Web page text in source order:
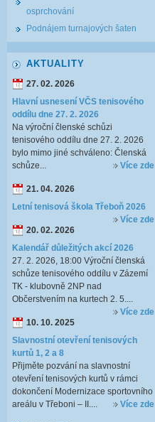
osprchování
Podnájem turnajových šaten
AKTUALITY
27. 02. 2026
Hlavní usnesení VČS tenisového
oddílu dne 27. 2. 2026
Na výroční členské schůzi
tenisového oddílu dne 27. 2. 2026
bylo mimo jiné schváleno: Členská
schůze...
Více zde
21. 04. 2026
Letní tenisová škola Třeboň 2026
Více zde
20. 02. 2026
Kalendář důležitých akcí 2026
27. 2. 2026, 18:00 Výroční členská
schůze tenisového oddílu v Zázemí
TK - klubovně 2NP nad
Občerstvením na kurtech 2. 5....
Více zde
10. 10. 2025
Slavnostní otevření tenisových
kurtů 1, 2 a 8
Přijměte pozvání na slavnostní
otevření tenisových kurtů v rámci
dokončení Modernizace sportovního
areálu v Třeboni – II....
Více zde